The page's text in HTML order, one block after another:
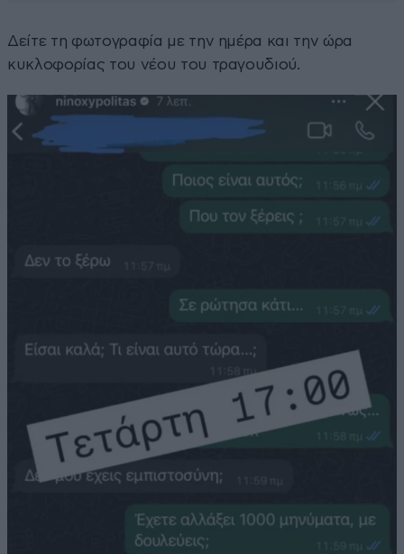
Δείτε τη φωτογραφία με την ημέρα και την ώρα
κυκλοφορίας του νέου του τραγουδιού.